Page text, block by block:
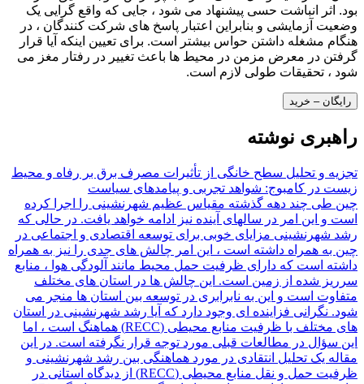
بود. اثر انباشت حسی پیشنهاد می شود ، جایی که واقع گرایی یک
وضعیت آزمایشی و بنابراین اعتبار پاسخ های شرکت کنندگان ، در
هنگام مشغله داشتن حواس بیشتر است. برای تعیین اینکه آیا قرار
گرفتن در معرض مزمن در محیط ها باعث تغییر در رفتار مغز می
شود ، تحقیقات طولی لازم است.
رایگان – خرید
راهبری نوشته
تجزیه و تحلیل سطح خانگی از تأثیرات مصرف برق بر رفاه و محیط
زیست در کامبوج: شواهد تجربی و پیامدهای سیاست
چین طی چند دهه گذشته مقیاس عظیم شهرنشینی را اجرا کرده
است و این امر در سالهای آینده نیز ادامه خواهد یافت. در حالی که
رشد شهرنشینی مزایای خوبی برای توسعه اقتصادی و اجتماعی در
چین به همراه داشته است ، این امر چالش های جدی را نیز به همراه
داشته است که دارای ظرفیت حمل محیط مانند آلودگی هوا ، منابع
سرریز شده از زمین است. این چالش ها در استان های مختلف
متفاوت است و این به نابرابری در توسعه بین استان ها منجر می
شود. نگرانی فزاینده ای وجود دارد که آیا رشد شهرنشینی در استان
های مختلف با ظرفیت منابع محیطی (RECC) هماهنگ است ، اما
این سؤال در مطالعات قبلی مورد توجه قرار نگرفته است. در این
مقاله یک تحلیل انتقادی در مورد هماهنگی بین رشد شهرنشینی و
ظرفیت حمل و نقل منابع محیطی (RECC) از دیدگاه استانی در